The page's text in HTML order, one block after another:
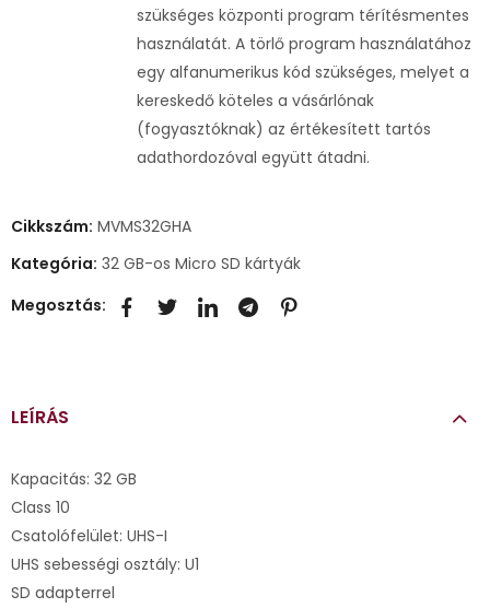
szükséges központi program térítésmentes
használatát. A törlő program használatához
egy alfanumerikus kód szükséges, melyet a
kereskedő köteles a vásárlónak
(fogyasztóknak) az értékesített tartós
adathordozóval együtt átadni.
Cikkszám: MVMS32GHA
Kategória: 32 GB-os Micro SD kártyák
Megosztás:
LEÍRÁS
Kapacitás: 32 GB
Class 10
Csatolófelület: UHS-I
UHS sebességi osztály: U1
SD adapterrel